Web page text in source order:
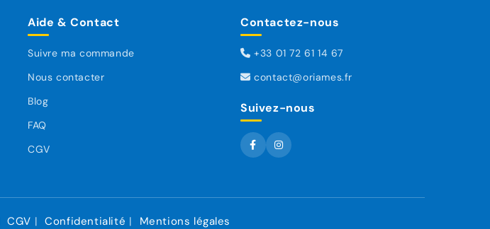
Aide & Contact
Suivre ma commande
Nous contacter
Blog
FAQ
CGV
Contactez-nous
+33 01 72 61 14 67
contact@oriames.fr
Suivez-nous
CGV | Confidentialité | Mentions légales